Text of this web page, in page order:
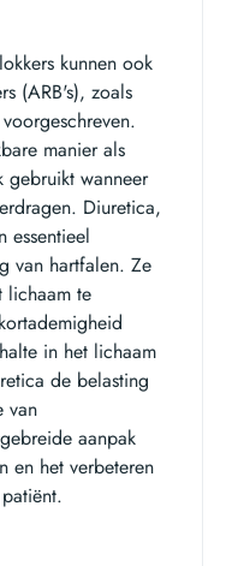
kunnen ook
(ARB's), zoals
manier als
gebruikt wanneer
Diuretica,
essentieel
van hartfalen. Ze
lichaam te
in het lichaam
de belasting
van
aanpak
en het verbeteren